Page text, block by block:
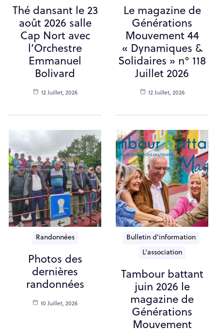
Thé dansant le 23
août 2026 salle
Cap Nort avec
l’Orchestre
Emmanuel
Bolivard
12 Juillet, 2026
Le magazine de
Générations
Mouvement 44
« Dynamiques &
Solidaires » n° 118
Juillet 2026
12 Juillet, 2026
Randonnées
Photos des
dernières
randonnées
10 Juillet, 2026
Bulletin d'information
L'association
Tambour battant
juin 2026 le
magazine de
Générations
Mouvement